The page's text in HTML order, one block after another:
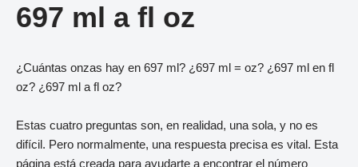
697 ml a fl oz
¿Cuántas onzas hay en 697 ml? ¿697 ml = oz? ¿697 ml en fl
oz? ¿697 ml a fl oz?
Estas cuatro preguntas son, en realidad, una sola, y no es
difícil. Pero normalmente, una respuesta precisa es vital. Esta
página está creada para ayudarte a encontrar el número